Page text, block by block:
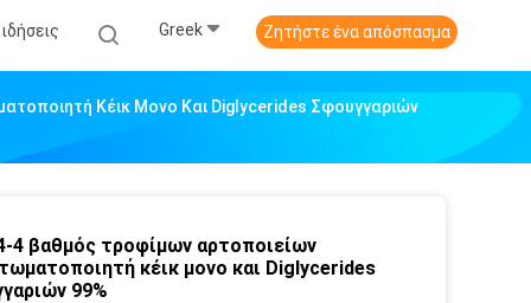
Greek Ζητήστε ένα απόσπασμα
Κέικ Μονο Και Diglycerides Σφουγγαριών
4 βαθμός τροφίμων αρτοποιείων
κέικ μονο και Diglycerides
99%